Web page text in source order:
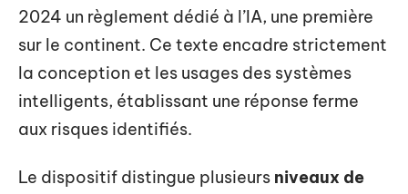
2024 un règlement dédié à l’IA, une première
sur le continent. Ce texte encadre strictement
la conception et les usages des systèmes
intelligents, établissant une réponse ferme
aux risques identifiés.
Le dispositif distingue plusieurs niveaux de